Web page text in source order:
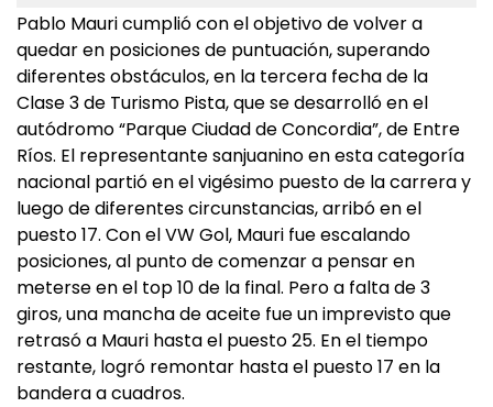
Pablo Mauri cumplió con el objetivo de volver a
quedar en posiciones de puntuación, superando
diferentes obstáculos, en la tercera fecha de la
Clase 3 de Turismo Pista, que se desarrolló en el
autódromo “Parque Ciudad de Concordia”, de Entre
Ríos. El representante sanjuanino en esta categoría
nacional partió en el vigésimo puesto de la carrera y
luego de diferentes circunstancias, arribó en el
puesto 17. Con el VW Gol, Mauri fue escalando
posiciones, al punto de comenzar a pensar en
meterse en el top 10 de la final. Pero a falta de 3
giros, una mancha de aceite fue un imprevisto que
retrasó a Mauri hasta el puesto 25. En el tiempo
restante, logró remontar hasta el puesto 17 en la
bandera a cuadros.